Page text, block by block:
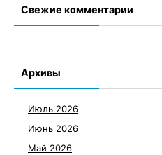
Свежие комментарии
Архивы
Июль 2026
Июнь 2026
Май 2026